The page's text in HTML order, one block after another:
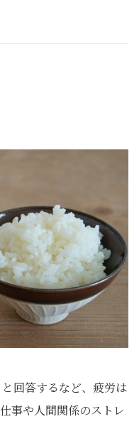
回答するなど、疲労は
事や人間関係のストレ